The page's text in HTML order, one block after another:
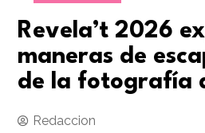
Revela’t 2026
maneras de
de la fotografía
Redaccion